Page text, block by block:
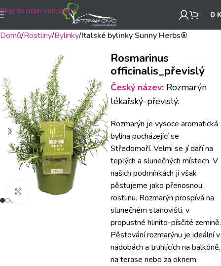
Skip to main content 0
Domů Rostliny Bylinky Italské bylinky Sunny Herbs®
Klikněte pro zvětšení
Rosmarinus
officinalis_převislý
Český název: Rozmarýn
lékařský-převislý.
Rozmarýn je vysoce aromatická
bylina pocházející se
Středomoří. Velmi se jí daří na
teplých a slunečných místech. V
našich podmínkách ji však
pěstujeme jako přenosnou
rostlinu. Rozmarýn prospívá na
slunečném stanovišti, v
propustné hlinito-písčité zemině.
Pěstování rozmarýnu je ideální v
nádobách a truhlících na balkóně,
na terase nebo za oknem.